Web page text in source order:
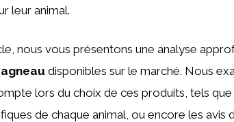
leur animal.
nous vous présentons une analyse
agneau disponibles sur le marché. Nous
lors du choix de ces produits, tels
de chaque animal, ou encore les avis